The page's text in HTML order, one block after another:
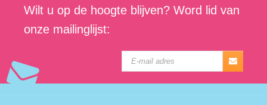
Wilt u op de hoogte blijven? Word lid van
onze mailinglijst: